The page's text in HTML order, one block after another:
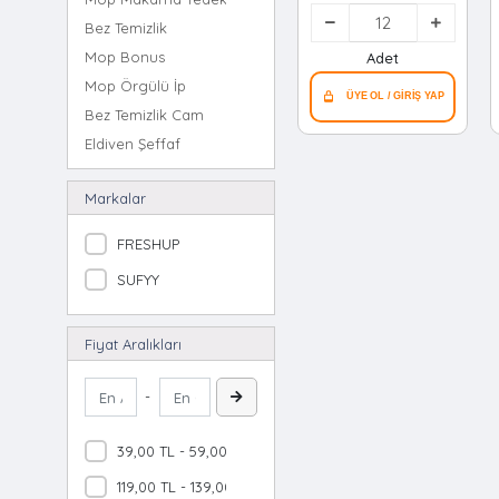
Bez Temizlik
Mop Bonus
Mop Örgülü İp
Bez Temizlik Cam
Eldiven Şeffaf
Lavabo Açar Toz
Naftalin
Lavabo Açar Sıvı
Mendil Kağıt
Çöp Torba
Çöp Torba Kurban Poşeti
Çöp Torba Kokulu Büzgülü
Mop Otomatik Yedek Takım
Mop Otomatik Yedek Paspas
Mop Havlu
Islak Mendil Havlu ( Yüzey Temizlik )
Markalar
FRESHUP
SUFYY
Fiyat Aralıkları
-
39,00 TL - 59,00 TL
119,00 TL - 139,00 TL
Havlusu & Beyaz
Sabun Kokulu ) Islak
Mendil*12=k
Adet